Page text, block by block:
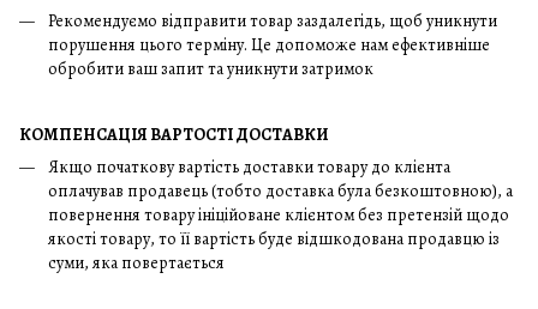
Рекомендуємо відправити товар заздалегідь, щоб уникнути
порушення цього терміну. Це допоможе нам ефективніше
обробити ваш запит та уникнути затримок
КОМПЕНСАЦІЯ ВАРТОСТІ ДОСТАВКИ
Якщо початкову вартість доставки товару до клієнта
оплачував продавець (тобто доставка була безкоштовною), а
повернення товару ініційоване клієнтом без претензій щодо
якості товару, то її вартість буде відшкодована продавцю із
суми, яка повертається